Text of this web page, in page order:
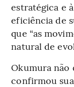
estratégica e
eficiência de
que “as
natural de
Okumura não
confirmou